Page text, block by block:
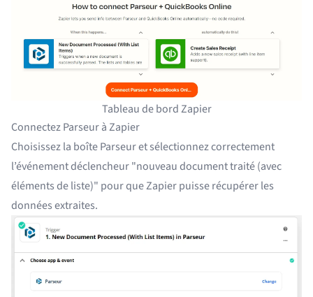
Tableau de bord Zapier
Connectez Parseur à Zapier
Choisissez la boîte Parseur et sélectionnez correctement
l’événement déclencheur "nouveau document traité (avec
éléments de liste)" pour que Zapier puisse récupérer les
données extraites.